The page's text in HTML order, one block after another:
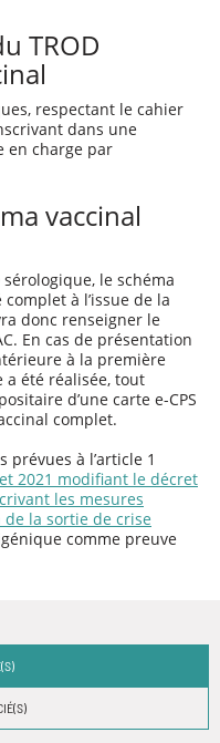
TROD
respectant le cahier
dans une
en charge par
vaccinal
le schéma
à l’issue de la
donc renseigner le
En cas de présentation
à la première
été réalisée, tout
d’une carte e-CPS
complet.
à l’article 1
2021 modifiant le décret
les mesures
la sortie de crise
comme preuve